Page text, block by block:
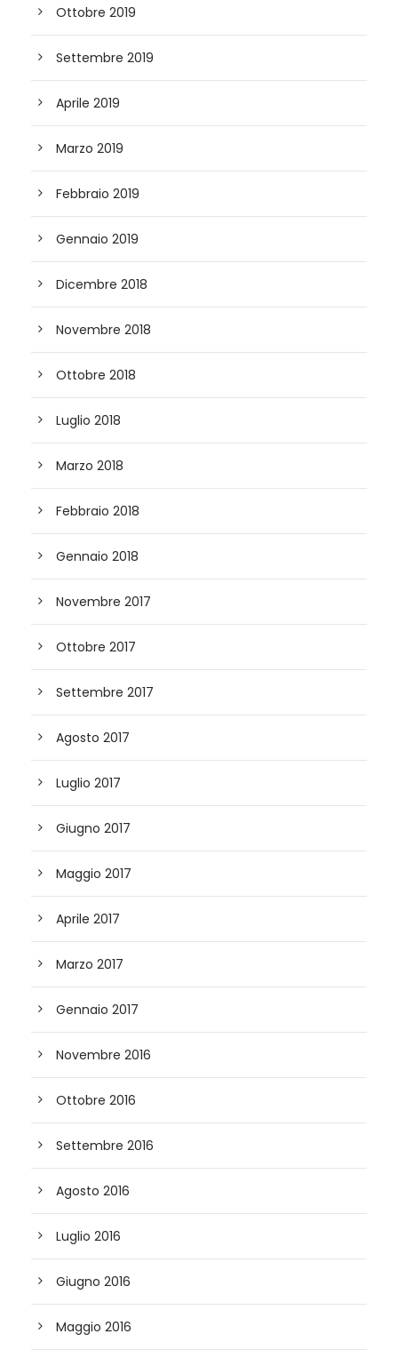
Ottobre 2019
Settembre 2019
Aprile 2019
Marzo 2019
Febbraio 2019
Gennaio 2019
Dicembre 2018
Novembre 2018
Ottobre 2018
Luglio 2018
Marzo 2018
Febbraio 2018
Gennaio 2018
Novembre 2017
Ottobre 2017
Settembre 2017
Agosto 2017
Luglio 2017
Giugno 2017
Maggio 2017
Aprile 2017
Marzo 2017
Gennaio 2017
Novembre 2016
Ottobre 2016
Settembre 2016
Agosto 2016
Luglio 2016
Giugno 2016
Maggio 2016